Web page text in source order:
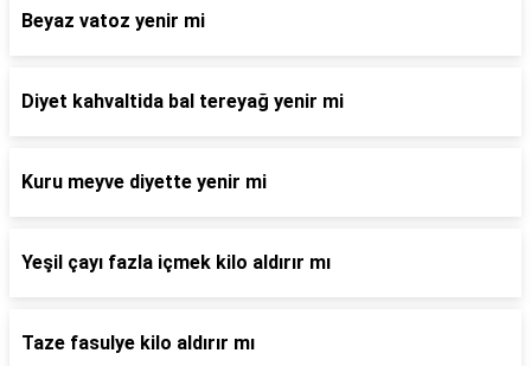
Beyaz vatoz yenir mi
Diyet kahvaltida bal tereyağ yenir mi
Kuru meyve diyette yenir mi
Yeşil çayı fazla içmek kilo aldırır mı
Taze fasulye kilo aldırır mı